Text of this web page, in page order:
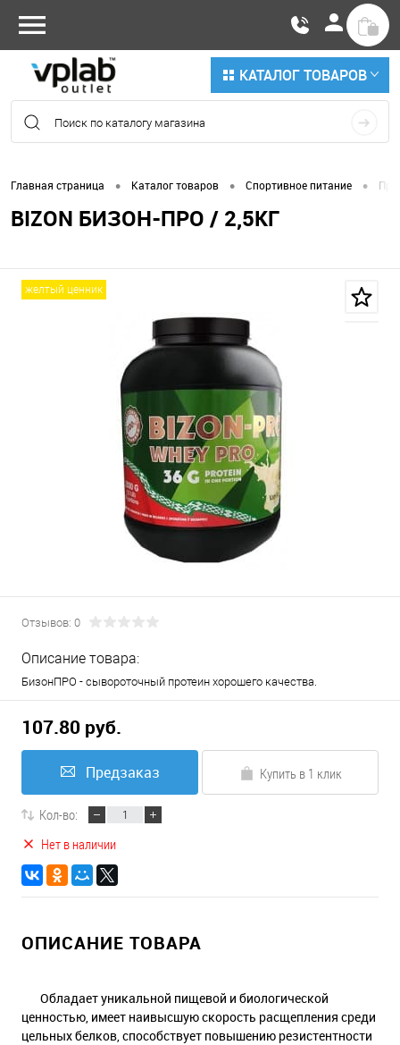
КАТАЛОГ ТОВАРОВ
Главная страница • Каталог товаров • Спортивное питание •
BIZON БИЗОН-ПРО / 2,5КГ
желтый ценник
Отзывов: 0
Описание товара:
БизонПРО - сывороточный протеин хорошего качества.
107.80 руб.
Предзаказ Купить в 1 клик
Кол-во:
Нет в наличии
ОПИСАНИЕ ТОВАРА
Обладает уникальной пищевой и биологической
ценностью, имеет наивысшую скорость расщепления среди
цельных белков, способствует повышению резистентности